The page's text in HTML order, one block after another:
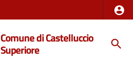
Comune di Castelluccio
Superiore